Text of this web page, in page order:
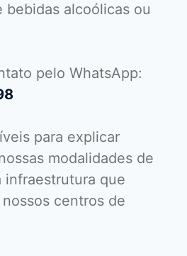
bebidas alcoólicas ou
pelo WhatsApp:
para explicar
modalidades de
infraestrutura que
centros de